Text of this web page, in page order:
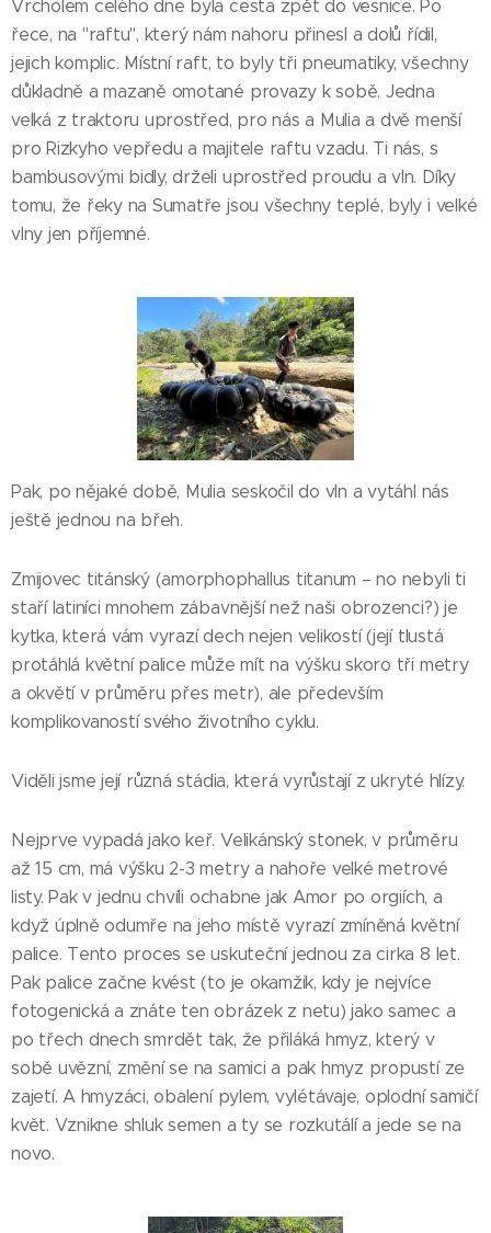
Vrcholem celého dne byla cesta zpět do vesnice. Po
řece, na "raftu", který nám nahoru přinesl a dolů řídil,
jejich komplic. Místní raft, to byly tři pneumatiky, všechny
důkladně a mazaně omotané provazy k sobě. Jedna
velká z traktoru uprostřed, pro nás a Mulia a dvě menší
pro Rizkyho vepředu a majitele raftu vzadu. Ti nás, s
bambusovými bidly, drželi uprostřed proudu a vln. Díky
tomu, že řeky na Sumatře jsou všechny teplé, byly i velké
vlny jen příjemné.
Pak, po nějaké době, Mulia seskočil do vln a vytáhl nás
ještě jednou na břeh.
Zmijovec titánský (amorphophallus titanum – no nebyli ti
staří latiníci mnohem zábavnější než naši obrozenci?) je
kytka, která vám vyrazí dech nejen velikostí (její tlustá
protáhlá květní palice může mít na výšku skoro tři metry
a okvětí v průměru přes metr), ale především
komplikovaností svého životního cyklu.
Viděli jsme její různá stádia, která vyrůstají z ukryté hlízy.
Nejprve vypadá jako keř. Velikánský stonek, v průměru
až 15 cm, má výšku 2-3 metry a nahoře velké metrové
listy. Pak v jednu chvíli ochabne jak Amor po orgiích, a
když úplně odumře na jeho místě vyrazí zmíněná květní
palice. Tento proces se uskuteční jednou za cirka 8 let.
Pak palice začne kvést (to je okamžik, kdy je nejvíce
fotogenická a znáte ten obrázek z netu) jako samec a
po třech dnech smrdět tak, že přiláká hmyz, který v
sobě uvězní, změní se na samici a pak hmyz propustí ze
zajetí. A hmyzáci, obalení pylem, vylétávaje, oplodní samičí
květ. Vznikne shluk semen a ty se rozkutálí a jede se na
novo.